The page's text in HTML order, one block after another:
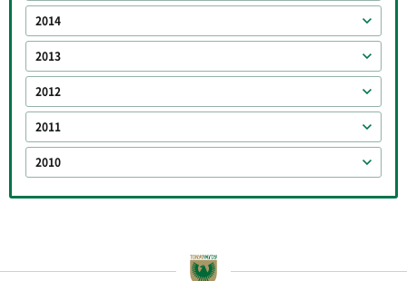
2014
2013
2012
2011
2010